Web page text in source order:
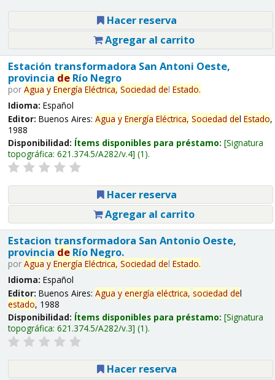
Hacer reserva
Agregar al carrito
Estación transformadora San Antoni Oeste,
provincia deRío Negro
por Agua y Energía Eléctrica, Sociedad del Estado.
Idioma: Español
Editor: Buenos Aires: Agua y Energía Eléctrica, Sociedad del Estado,
1988
Disponibilidad: Ítems disponibles para préstamo: Signatura
topográfica: 621.374.5/A282/v.4 (1).
Hacer reserva
Agregar al carrito
Estacion transformadora San Antonio Oeste,
provincia deRío Negro.
por Agua y Energía Eléctrica, Sociedad del Estado.
Idioma: Español
Editor: Buenos Aires: Agua y energía eléctrica, sociedad del
estado, 1988
Disponibilidad: Ítems disponibles para préstamo: Signatura
topográfica: 621.374.5/A282/v.3 (1).
Hacer reserva